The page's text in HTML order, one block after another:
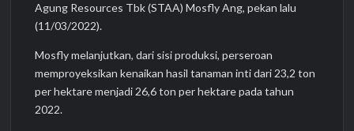
Agung Resources Tbk (STAA) Mosfly Ang, pekan lalu
(11/03/2022).
Mosfly melanjutkan, dari sisi produksi, perseroan
memproyeksikan kenaikan hasil tanaman inti dari 23,2 ton
per hektare menjadi 26,6 ton per hektare pada tahun
2022.